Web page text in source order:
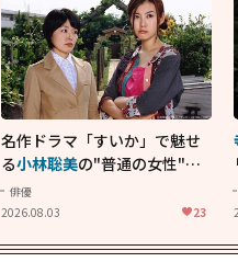
名作ドラマ「すいか」で魅せ
る小林聡美の"普通の女性"が
大人に刺さる...映画「かもめ
食堂」にも通じる静かな芝居
俳優
2026.08.03
23